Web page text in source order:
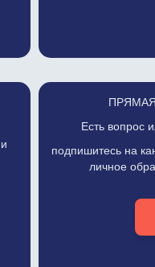
Есть вопрос
подпишитесь на
личное